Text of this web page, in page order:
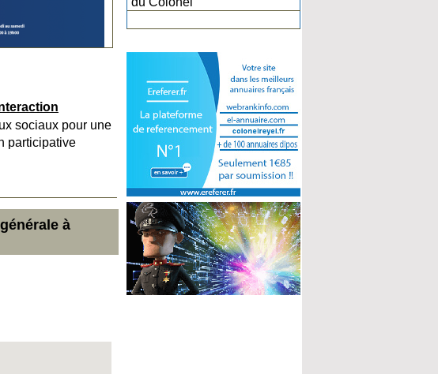
sociaux pour une
participative
à